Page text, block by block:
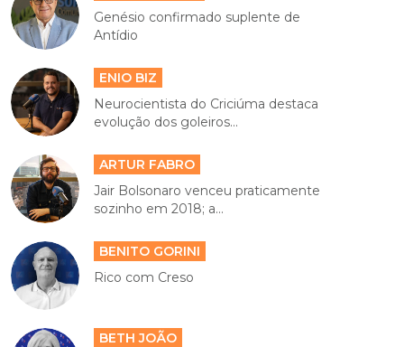
Genésio confirmado suplente de
Antídio
ENIO BIZ
Neurocientista do Criciúma destaca
evolução dos goleiros...
ARTUR FABRO
Jair Bolsonaro venceu praticamente
sozinho em 2018; a...
BENITO GORINI
Rico com Creso
BETH JOÃO